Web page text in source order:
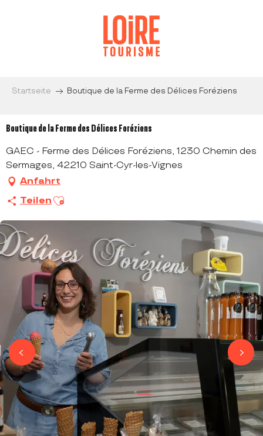
Startseite Boutique de la Ferme des Délices Foréziens
Boutique de la Ferme des Délices Foréziens
GAEC - Ferme des Délices Foréziens, 1230 Chemin des
Sermages, 42210 Saint-Cyr-les-Vignes
Anfahrt
Teilen Ajouter aux favoris